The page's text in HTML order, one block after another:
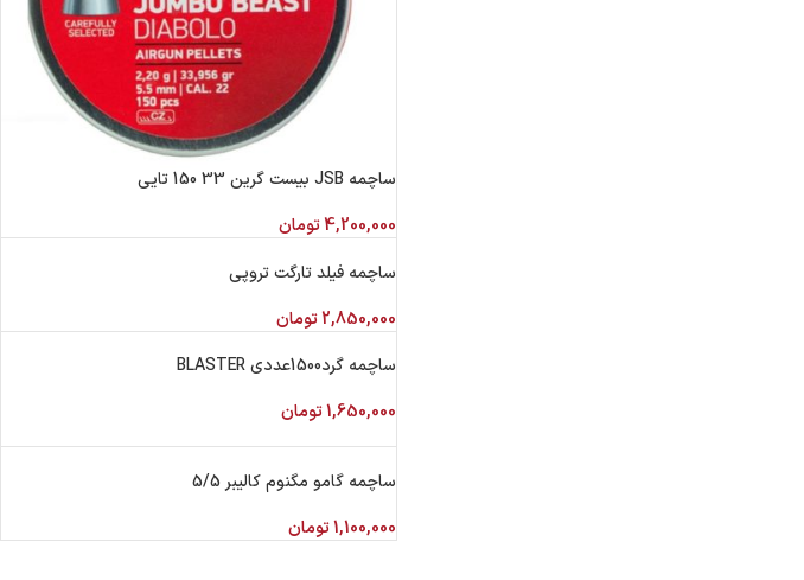
ساچمه JSB بیست گرین 33 150 تایی
4,200,000تومان
ساچمه فیلد تارگت تروپی
2,850,000 تومان
ساچمه گرد‌1500عددی BLASTER
1,650,000تومان
ساچمه گامو مگنوم کالیبر 5/5
1,100,000تومان